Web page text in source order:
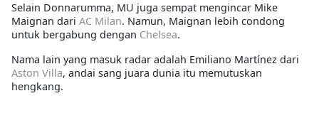
Selain Donnarumma, MU juga sempat mengincar Mike
Maignan dari AC Milan. Namun, Maignan lebih condong
untuk bergabung dengan Chelsea.
Nama lain yang masuk radar adalah Emiliano Martínez dari
Aston Villa, andai sang juara dunia itu memutuskan
hengkang.